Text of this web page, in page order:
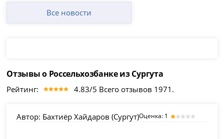
Все новости
Отзывы о Россельхозбанке из Сургута
Рейтинг: 4.83/5 Всего отзывов 1971.
Автор: Бахтиёр Хайдаров (Сургут)Оценка: 1